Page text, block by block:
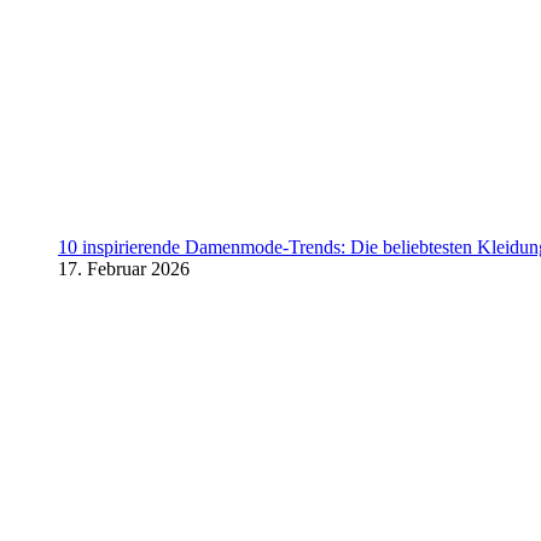
10 inspirierende Damenmode-Trends: Die beliebtesten
17. Februar 2026